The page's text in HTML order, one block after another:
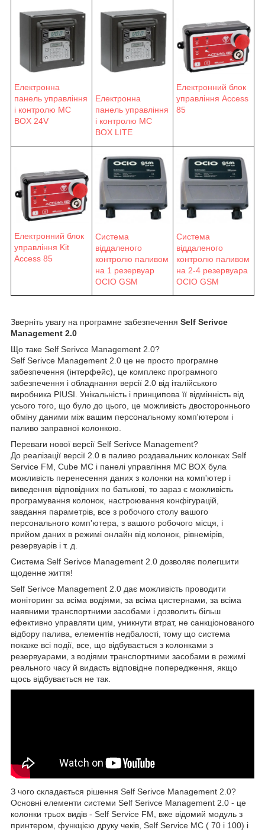
Електронна
панель управління
і контролю MC
BOX 24V
Електронна
панель управління
і контролю MC
BOX LITE
Електронний блок
управління Access
85
Електронний блок
управління Kit
Access 85
Система
віддаленого
контролю паливом
на 1 резервуар
OCIO GSM
Система
віддаленого
контролю паливом
на 2-4 резервуара
OCIO GSM
Зверніть увагу на програмне забезпечення Self Serivce
Management 2.0
Що таке Self Serivce Management 2.0?
Self Serivce Management 2.0 це не просто програмне
забезпечення (інтерфейс), це комплекс програмного
забезпечення і обладнання версії 2.0 від італійського
виробника PIUSI. Унікальність і принципова її відмінність від
усього того, що було до цього, це можливість двостороннього
обміну даними між вашим персональному комп'ютером і
паливо заправної колонкою.
Переваги нової версії Self Serivce Management?
До реалізації версії 2.0 в паливо роздавальних колонках Self
Service FM, Cube MC і панелі управління MC BOX була
можливість перенесення даних з колонки на комп'ютер і
виведення відповідних по батькові, то зараз є можливість
програмування колонок, настроювання конфігурацій,
завдання параметрів, все з робочого столу вашого
персонального комп'ютера, з вашого робочого місця, і
прийом даних в режимі онлайн від колонок, рівнемірів,
резервуарів і т. д.
Система Self Serivce Management 2.0 дозволяє полегшити
щоденне життя!
Self Serivce Management 2.0 дає можливість проводити
моніторинг за всіма водіями, за всіма цистернами, за всіма
наявними транспортними засобами і дозволить більш
ефективно управляти цим, уникнути втрат, не санкціонованого
відбору палива, елементів недбалості, тому що система
покаже всі події, все, що відбувається з колонками з
резервуарами, з водіями транспортними засобами в режимі
реального часу й видасть відповідне попередження, якщо
щось відбувається не так.
З чого складається рішення Self Serivce Management 2.0?
Основні елементи системи Self Serivce Management 2.0 - це
колонки трьох видів - Self Service FM, вже відомий модуль з
принтером, функцією друку чеків, Self Service MC ( 70 і 100) і